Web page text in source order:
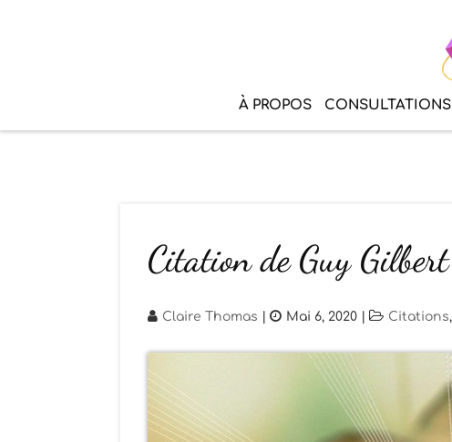
À PROPOS CONSULTATIONS
Citation de Guy Gilbert
Claire Thomas Mai 6, 2020 Citations,